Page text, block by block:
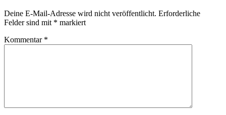
Deine E-Mail-Adresse wird nicht veröffentlicht. Erforderliche
Felder sind mit * markiert
Kommentar *